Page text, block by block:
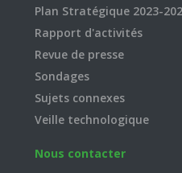
Plan Stratégique 2023-
Rapport d'activités
Revue de presse
Sondages
Sujets connexes
Veille technologique
Nous contacter